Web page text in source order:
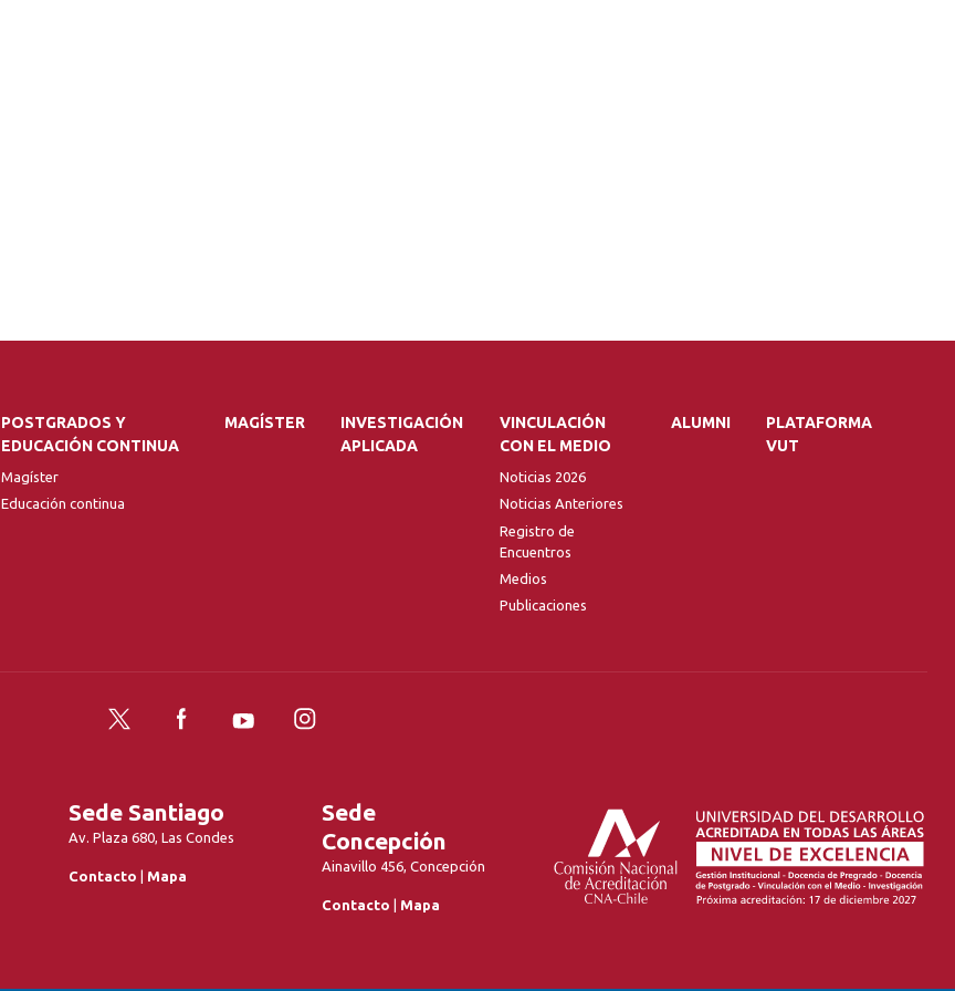
POSTGRADOS Y
EDUCACIÓN CONTINUA
Magíster
Educación continua
MAGÍSTER
INVESTIGACIÓN
APLICADA
VINCULACIÓN
CON EL MEDIO
Noticias 2026
Noticias Anteriores
Registro de
Encuentros
Medios
Publicaciones
ALUMNI
PLATAFORMA
VUT
Twitter FacebookYouTubeInstagram
Sede Santiago
Av. Plaza 680, Las Condes
Contacto | Mapa
Sede
Concepción
Ainavillo 456, Concepción
Contacto | Mapa